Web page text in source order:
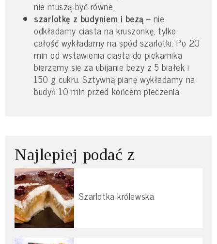
nie muszą być równe,
szarlotkę z budyniem i bezą – nie
odkładamy ciasta na kruszonkę, tylko
całość wykładamy na spód szarlotki. Po 20
min od wstawienia ciasta do piekarnika
bierzemy się za ubijanie bezy z 5 białek i
150 g cukru. Sztywną pianę wykładamy na
budyń 10 min przed końcem pieczenia.
Najlepiej podać z
Szarlotka królewska